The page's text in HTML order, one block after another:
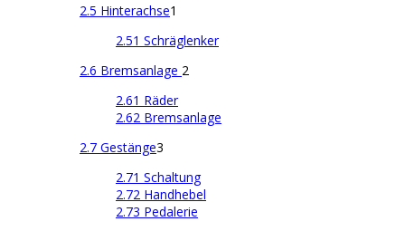
2.5 Hinterachse1
2.51 Schräglenker
2.6 Bremsanlage 2
2.61 Räder
2.62 Bremsanlage
2.7 Gestänge3
2.71 Schaltung
2.72 Handhebel
2.73 Pedalerie